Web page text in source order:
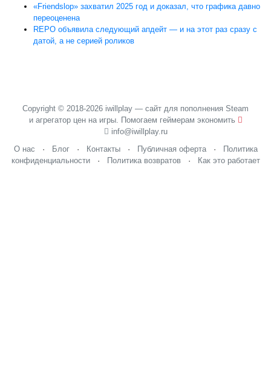
«Friendslop» захватил 2025 год и доказал, что графика давно
переоценена
REPO объявила следующий апдейт — и на этот раз сразу с
датой, а не серией роликов
Copyright © 2018-2026 iwillplay — сайт для пополнения Steam
и агрегатор цен на игры. Помогаем геймерам экономить
info@iwillplay.ru
О нас · Блог· Контакты· Публичная оферта· Политика
конфиденциальности· Политика возвратов· Как это работает